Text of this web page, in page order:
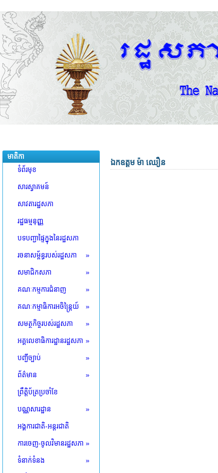
មាតិកា
ទំព័រមុខ
សារស្វាគមន៍
សាវតារដ្ឋសភា
រដ្ឋធម្មនុញ្ញ
បទបញ្ជាផ្ទៃក្នុងនៃរដ្ឋសភា
រចនាសម្ព័ន្ធរបស់រដ្ឋសភា »
សមាជិកសភា »
គណៈកម្មការជំនាញ »
គណៈកម្មាធិការអចិន្ត្រៃយ៍ »
សមត្ថកិច្ចរបស់រដ្ឋសភា »
អគ្គលេខាធិការដ្ឋានរដ្ឋសភា »
បញ្ជីច្បាប់ »
ព័ត៌មាន »
ព្រឹត្តិប័ត្រប្រចាំខែ
បណ្ណសារដ្ឋាន »
អង្គការជាតិ-អន្តរជាតិ
ការចេញ-ចូលវិមានរដ្ឋសភា »
ទំនាក់ទំនង »
ឯកឧត្តម ម៉ា ឈឿន